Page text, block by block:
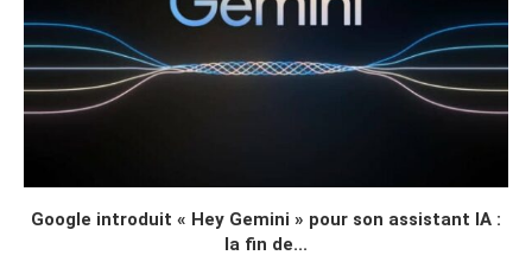
Google introduit « Hey Gemini » pour son assistant IA :
la fin de...